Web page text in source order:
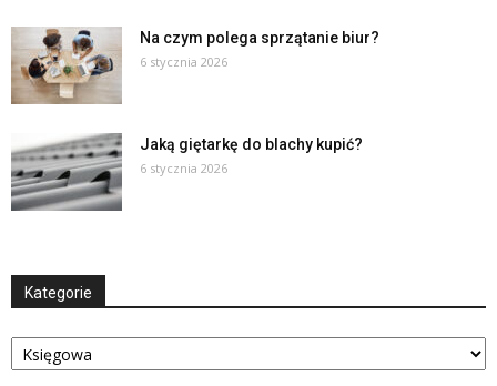
Na czym polega sprzątanie biur?
6 stycznia 2026
Jaką giętarkę do blachy kupić?
6 stycznia 2026
Kategorie
Kategorie